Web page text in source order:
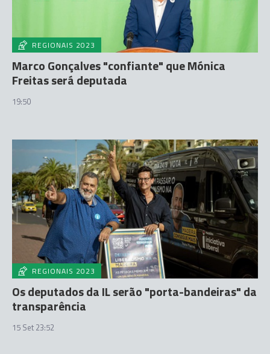
REGIONAIS 2023
Marco Gonçalves "confiante" que Mónica
Freitas será deputada
19:50
REGIONAIS 2023
Os deputados da IL serão "porta-bandeiras" da
transparência
15 Set 23:52